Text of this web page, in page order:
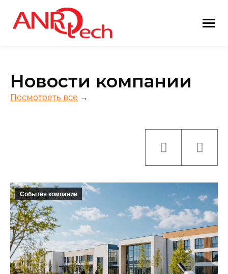
Новости компании
Посмотреть все →
События компании